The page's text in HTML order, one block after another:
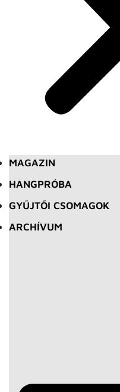
MAGAZIN
HANGPRÓBA
GYŰJTŐI CSOMAGOK
ARCHÍVUM